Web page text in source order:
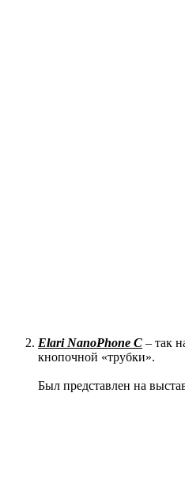
Elari NanoPhone C – так
кнопочной «трубки».
Был представлен на